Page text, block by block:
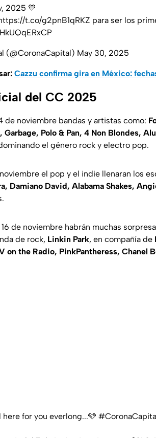
2025 💙
t.co/g2pnB1qRKZ para ser los
(@CoronaCapital) May 30, 2025
Cazzu confirma gira en México:
del CC 2025
de noviembre bandas y artistas como:
Garbage, Polo & Pan, 4 Non Blondes,
el género rock y electro pop.
el pop y el indie llenaran los
Damiano David, Alabama Shakes,
de noviembre habrán muchas
de rock, Linkin Park, en compañía de
on the Radio, PinkPantheress, Chanel
for you everlong...🩵